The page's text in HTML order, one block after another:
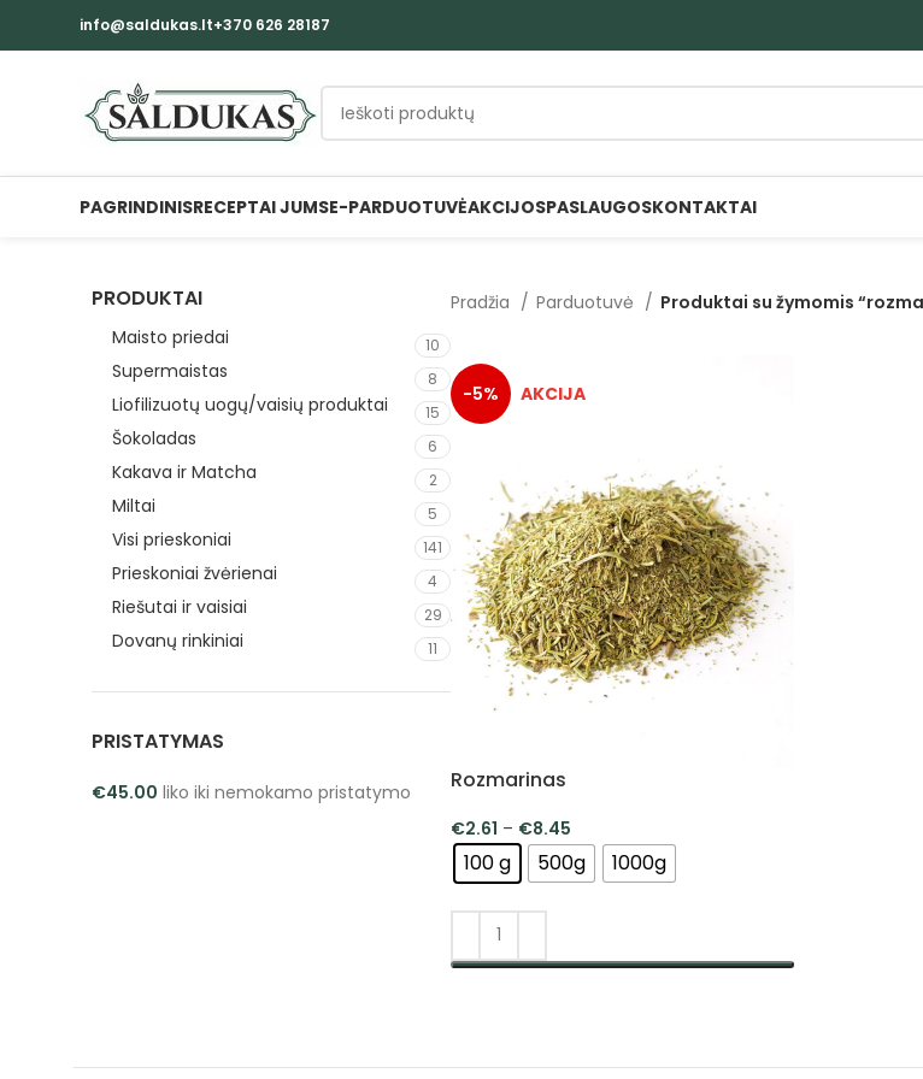
info@saldukas.lt+370 626 28187
PAGRINDINISRECEPTAI JUMSE-PARDUOTUVĖAKCIJOSPASLAUGOSKONTAKTAI
PRODUKTAI
Maisto priedai 10
Supermaistas 8
Liofilizuotų uogų/vaisių produktai 15
Šokoladas 6
Kakava ir Matcha 2
Miltai 5
Visi prieskoniai 141
Prieskoniai žvėrienai 4
Riešutai ir vaisiai 29
Dovanų rinkiniai 11
PRISTATYMAS
€45.00 liko iki nemokamo pristatymo
Pradžia Parduotuvė Produktai su žymomis
-5%
Rozmarinas
€2.61 – €8.45
100 g 500g 1000g